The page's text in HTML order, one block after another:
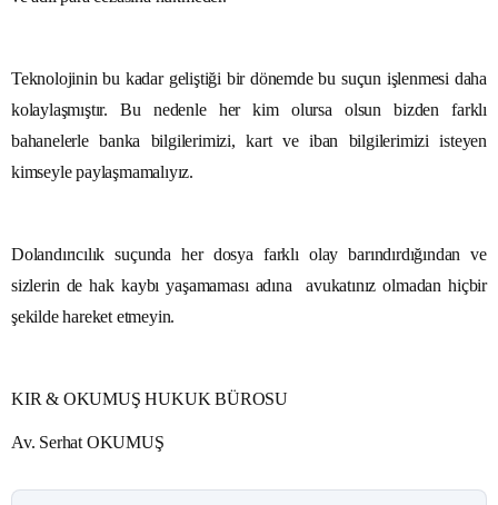
Teknolojinin bu kadar geliştiği bir dönemde bu suçun işlenmesi daha
kolaylaşmıştır. Bu nedenle her kim olursa olsun bizden farklı
bahanelerle banka bilgilerimizi, kart ve iban bilgilerimizi isteyen
kimseyle paylaşmamalıyız.
Dolandırıcılık suçunda her dosya farklı olay barındırdığından ve
sizlerin de hak kaybı yaşamaması adına avukatınız olmadan hiçbir
şekilde hareket etmeyin.
KIR & OKUMUŞ HUKUK BÜROSU
Av. Serhat OKUMUŞ